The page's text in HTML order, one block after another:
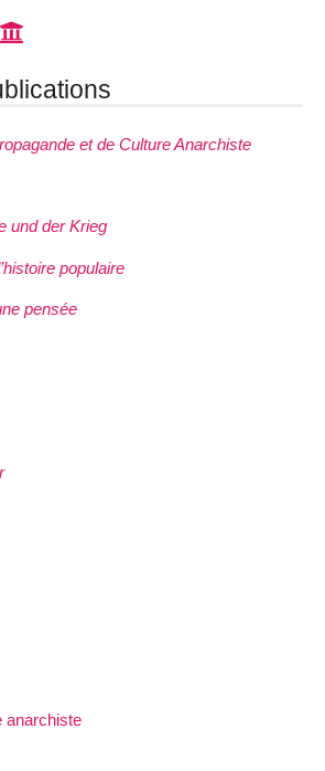
et de Culture Anarchiste
und der Krieg
populaire
pensée
anarchiste